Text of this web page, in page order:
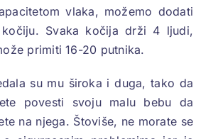
vlaka, možemo dodati
kočiju. Svaka kočija drži 4 ljudi,
primiti 16-20 putnika.
su mu široka i duga, tako da
povesti svoju malu bebu da
na njega. Štoviše, ne morate se